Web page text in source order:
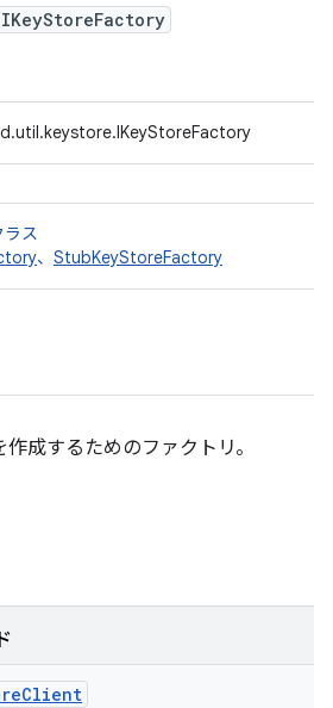
ス
、 StubKeyStoreFactory
作成するためのファクトリ。
Client